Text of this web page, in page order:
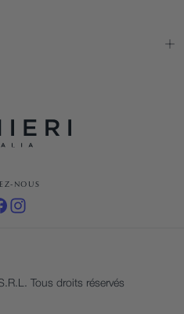
NOUS
Tous droits réservés